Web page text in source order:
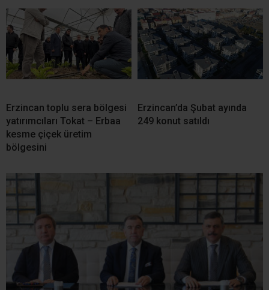
Erzincan toplu sera bölgesi
yatırımcıları Tokat – Erbaa
kesme çiçek üretim
bölgesini
Erzincan’da Şubat ayında
249 konut satıldı